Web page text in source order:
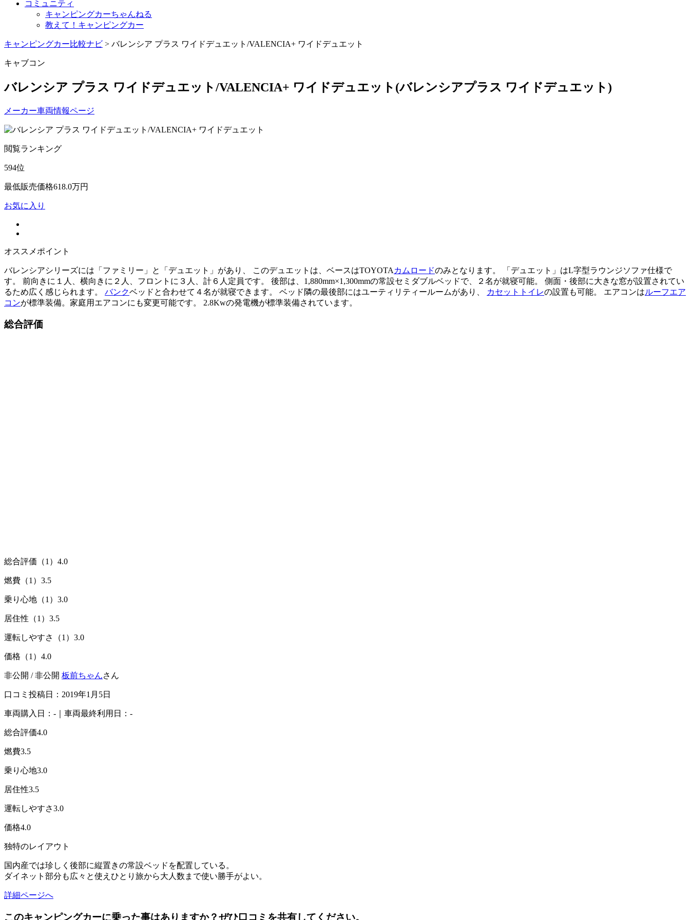
コミュニティ
キャンピングカーちゃんねる
教えて！キャンピングカー
キャンピングカー比較ナビ > バレンシア プラス ワイドデュエット/VALENCIA+ ワイドデュエット
キャブコン
バレンシア プラス ワイドデュエット/VALENCIA+ ワイドデュエット (バレンシアプラス ワイドデュエット)
メーカー車両情報ページ
閲覧ランキング
594位
最低販売価格618.0万円
お気に入り
オススメポイント
バレンシアシリーズには「ファミリー」と「デュエット」があり、 このデュエットは、ベースはTOYOTA カムロードのみとなります。 「デュエット」はL字型ラウンジソファ仕様で
す。 前向きに１人、横向きに２人、フロントに３人、計６人定員です。 後部は、1,880mm×1,300mmの常設セミダブルベッドで、２名が就寝可能。 側面・後部に大きな窓が設置されてい
るため広く感じられます。 バンクベッドと合わせて４名が就寝できます。 ベッド隣の最後部にはユーティリティールームがあり、 カセットトイレの設置も可能。 エアコンはルーフエア
コンが標準装備。家庭用エアコンにも変更可能です。 2.8Kwの発電機が標準装備されています。
総合評価
総合評価（1） 4.0
燃費（1） 3.5
乗り心地（1） 3.0
居住性（1） 3.5
運転しやすさ（1） 3.0
価格（1） 4.0
非公開 / 非公開 板前ちゃんさん
口コミ投稿日：2019年1月5日
車両購入日：-｜車両最終利用日：-
総合評価4.0
燃費3.5
乗り心地3.0
居住性3.5
運転しやすさ3.0
価格4.0
独特のレイアウト
国内産では珍しく後部に縦置きの常設ベッドを配置している。
ダイネット部分も広々と使えひとり旅から大人数まで使い勝手がよい。
詳細ページへ
このキャンピングカーに乗った事はありますか？ぜひ口コミを共有してください。